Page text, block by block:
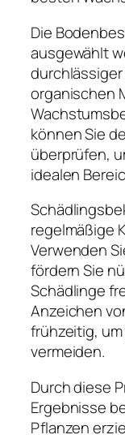
Die
ausgewählt
organischen
können Sie
überprüfen,
idealen
regelmäßige
Verwenden
fördern Sie
Schädlinge
Anzeichen
frühzeitig,
vermeiden.
Durch diese
Ergebnisse
Pflanzen